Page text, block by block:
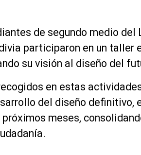
de segundo medio
participaron en un taller
su visión al diseño del
en estas
del diseño definitivo,
meses,